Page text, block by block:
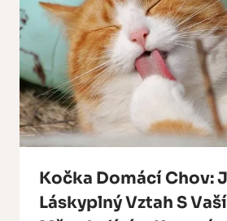
Kočka Domácí Chov:
Láskyplný Vztah S